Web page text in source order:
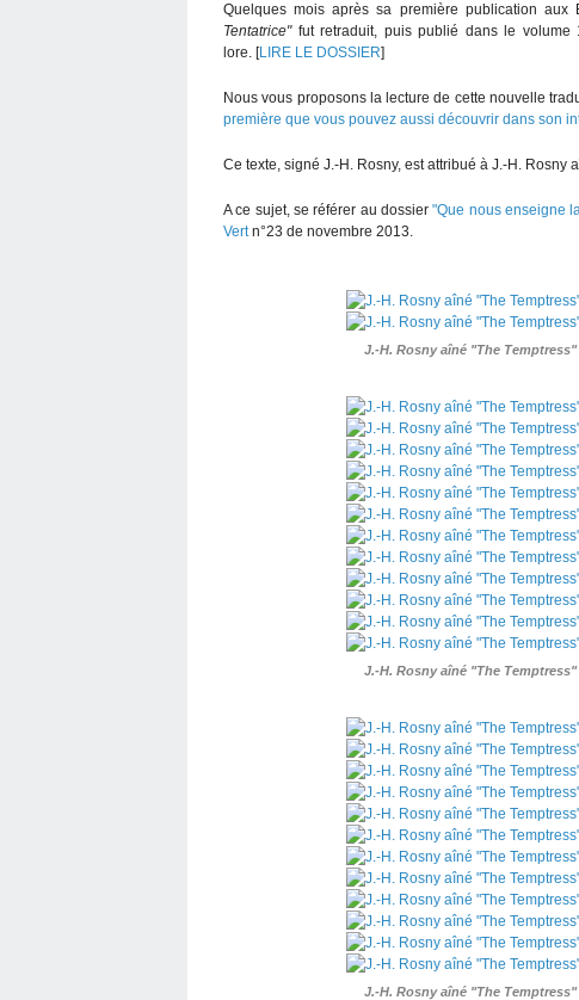
Quelques mois après sa première publication
Tentatrice"fut retraduit, puis publié dans le volume
lore. [LIRE LE DOSSIER]
Nous vous proposons la lecture de cette nouvelle
première que vous pouvez aussi découvrir dans son
Ce texte, signé J.-H. Rosny, est attribué à J.-H.
A ce sujet, se référer au dossier"Que nous enseigne
Vertn°23 de novembre 2013.
J.-H. Rosny aîné "The
J.-H. Rosny aîné "The
J.-H. Rosny aîné "The